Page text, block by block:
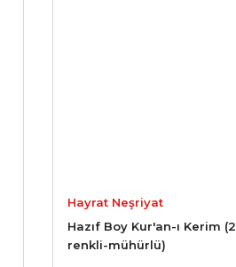
Hayrat Neşriyat
Hazıf Boy Kur'an-ı Kerim (2
renkli-mühürlü)